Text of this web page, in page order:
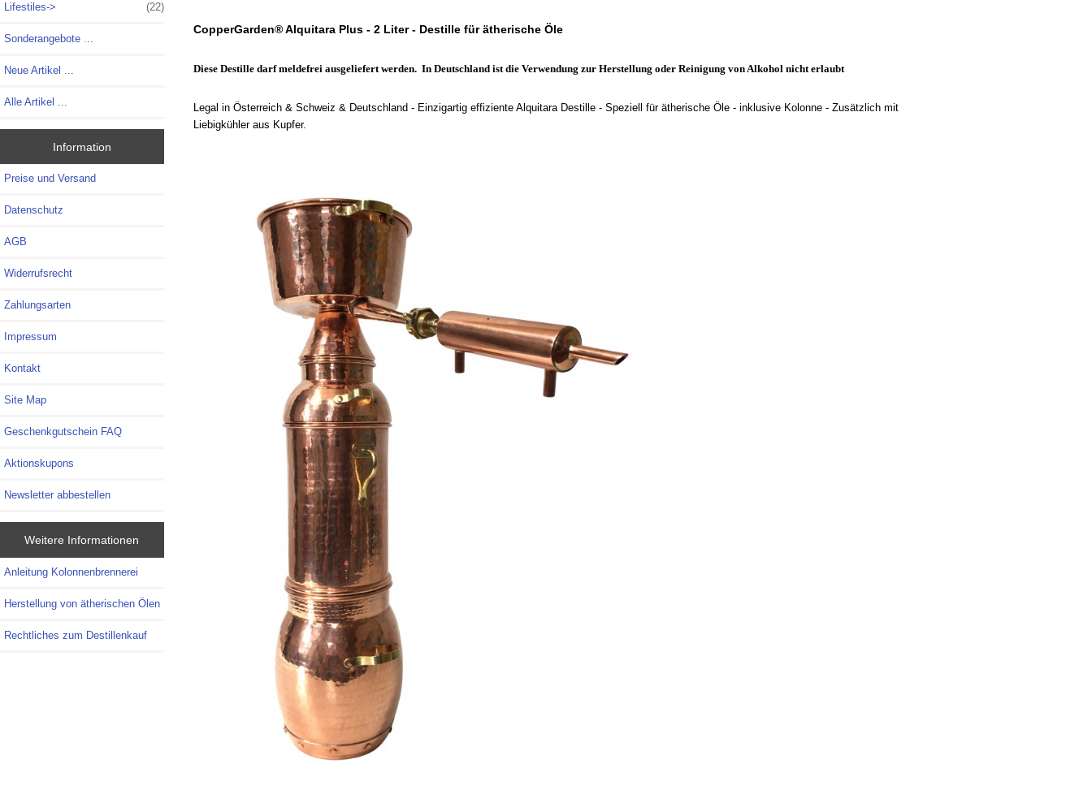
Lifestiles-> (22)
Sonderangebote ...
Neue Artikel ...
Alle Artikel ...
Information
Preise und Versand
Datenschutz
AGB
Widerrufsrecht
Zahlungsarten
Impressum
Kontakt
Site Map
Geschenkgutschein FAQ
Aktionskupons
Newsletter abbestellen
Weitere Informationen
Anleitung Kolonnenbrennerei
Herstellung von ätherischen Ölen
Rechtliches zum Destillenkauf
CopperGarden® Alquitara Plus - 2 Liter - Destille für ätherische Öle
Diese Destille darf meldefrei ausgeliefert werden. In Deutschland ist die Verwendung zur Herstellung oder Reinigung von Alkohol nicht erlaubt
Legal in Österreich & Schweiz & Deutschland - Einzigartig effiziente Alquitara Destille - Speziell für ätherische Öle - inklusive Kolonne - Zusätzlich mit
Liebigkühler aus Kupfer.